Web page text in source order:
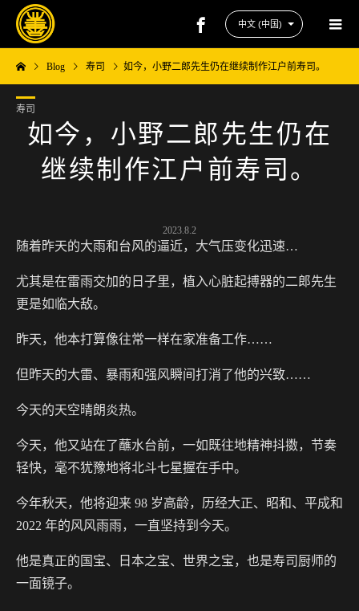
Blog 寿司 如今，小野二郎先生仍在继续制作江户前寿司。
寿司
如今，小野二郎先生仍在
继续制作江户前寿司。
2023.8.2
随着昨天的大雨和台风的逼近，大气压变化迅速…
尤其是在雷雨交加的日子里，植入心脏起搏器的二郎先生
更是如临大敌。
昨天，他本打算像往常一样在家准备工作……
但昨天的大雷、暴雨和强风瞬间打消了他的兴致……
今天的天空晴朗炎热。
今天，他又站在了蘸水台前，一如既往地精神抖擞，节奏
轻快，毫不犹豫地将北斗七星握在手中。
今年秋天，他将迎来 98 岁高龄，历经大正、昭和、平成和
2022 年的风风雨雨，一直坚持到今天。
他是真正的国宝、日本之宝、世界之宝，也是寿司厨师的
一面镜子。